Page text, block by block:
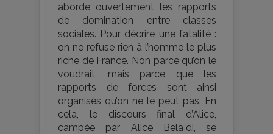
aborde ouvertement les rapports
de domination entre classes
sociales. Pour décrire une fatalité :
on ne refuse rien à l’homme le plus
riche de France. Non parce qu’on le
voudrait, mais parce que les
rapports de forces sont ainsi
organisés qu’on ne le peut pas. En
cela, le discours final d’Alice,
campée par Alice Belaïdi, se